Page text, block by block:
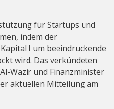
für Startups und
indem der
I um beeindruckende
wird. Das verkündeten
Wazir und Finanzminister
aktuellen Mitteilung am